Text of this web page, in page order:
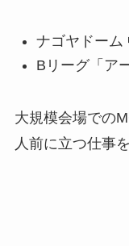
ナゴヤドーム
Bリーグ「ア
大規模会場での
人前に立つ仕事